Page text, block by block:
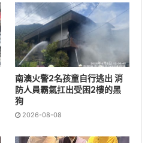
蜿蜒的宜蘭河流，光影變化
僅僅是一處燈光景觀，更以
年的福氣與祥瑞。
南澳火警2名孩童自行逃出 消
防人員霸氣扛出受困2樓的黑
狗
2026-08-08